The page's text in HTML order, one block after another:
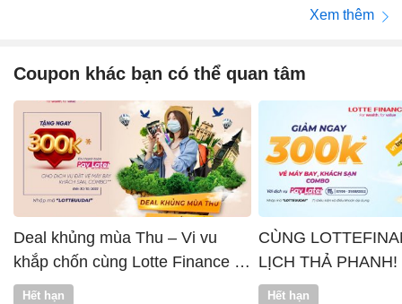
Xem thêm
Coupon khác bạn có thể quan tâm
Deal khủng mùa Thu – Vi vu
khắp chốn cùng Lotte Finance x
Vntrip
Hết hạn
CÙNG
LỊCH THẢ PHANH!
Hết hạn